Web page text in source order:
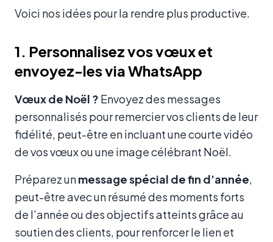
Voici nos idées pour la rendre plus productive.
1. Personnalisez vos vœux et
envoyez-les via WhatsApp
Vœux de Noël ? Envoyez des messages
personnalisés pour remercier vos clients de leur
fidélité, peut-être en incluant une courte vidéo
de vos vœux ou une image célébrant Noël.
Préparez unmessage spécial de fin d’année,
peut-être avec un résumé des moments forts
de l’année ou des objectifs atteints grâce au
soutien des clients, pour renforcer le lien et